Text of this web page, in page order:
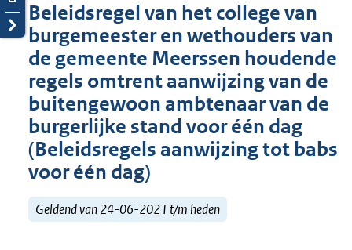
Beleidsregel van het college van
burgemeester en wethouders van
de gemeente Meerssen houdende
regels omtrent aanwijzing van de
buitengewoon ambtenaar van de
burgerlijke stand voor één dag
(Beleidsregels aanwijzing tot babs
voor één dag)
Geldend van 24-06-2021 t/m heden